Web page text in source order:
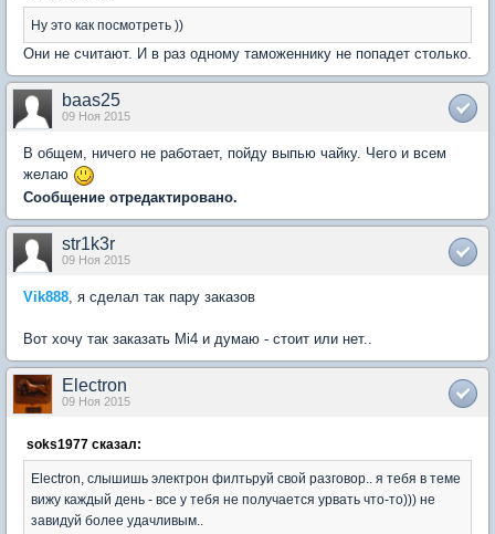
Ну это как посмотреть ))
Они не считают. И в раз одному таможеннику не попадет столько.
baas25
09 Ноя 2015
В общем, ничего не работает, пойду выпью чайку. Чего и всем
желаю
Сообщение отредактировано.
str1k3r
09 Ноя 2015
Vik888 , я сделал так пару заказов
Вот хочу так заказать Mi4 и думаю - стоит или нет..
Electron
09 Ноя 2015
soks1977 сказал:
Electron, слышишь электрон филтьруй свой разговор.. я тебя в теме
вижу каждый день - все у тебя не получается урвать что-то))) не
завидуй более удачливым..